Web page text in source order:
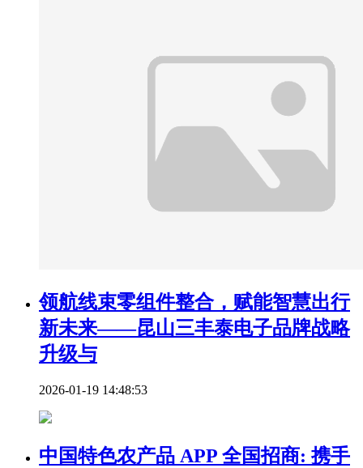
领航线束零组件整合，赋能智慧出行
新未来——昆山三丰泰电子品牌战略
升级与
2026-01-19 14:48:53
中国特色农产品 APP 全国招商: 携手